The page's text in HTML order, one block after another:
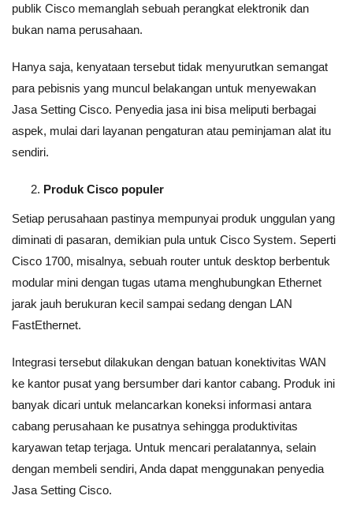
publik Cisco memanglah sebuah perangkat elektronik dan
bukan nama perusahaan.
Hanya saja, kenyataan tersebut tidak menyurutkan semangat
para pebisnis yang muncul belakangan untuk menyewakan
Jasa Setting Cisco. Penyedia jasa ini bisa meliputi berbagai
aspek, mulai dari layanan pengaturan atau peminjaman alat itu
sendiri.
Produk Cisco populer
Setiap perusahaan pastinya mempunyai produk unggulan yang
diminati di pasaran, demikian pula untuk Cisco System. Seperti
Cisco 1700, misalnya, sebuah router untuk desktop berbentuk
modular mini dengan tugas utama menghubungkan Ethernet
jarak jauh berukuran kecil sampai sedang dengan LAN
FastEthernet.
Integrasi tersebut dilakukan dengan batuan konektivitas WAN
ke kantor pusat yang bersumber dari kantor cabang. Produk ini
banyak dicari untuk melancarkan koneksi informasi antara
cabang perusahaan ke pusatnya sehingga produktivitas
karyawan tetap terjaga. Untuk mencari peralatannya, selain
dengan membeli sendiri, Anda dapat menggunakan penyedia
Jasa Setting Cisco.